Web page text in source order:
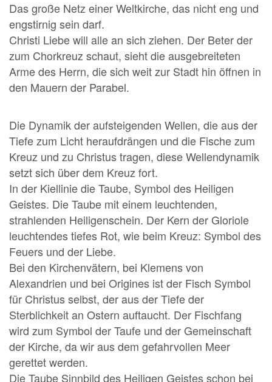
Das große Netz einer Weltkirche, das nicht eng und
engstirnig sein darf.
Christi Liebe will alle an sich ziehen. Der Beter der
zum Chorkreuz schaut, sieht die ausgebreiteten
Arme des Herrn, die sich weit zur Stadt hin öffnen in
den Mauern der Parabel.
Die Dynamik der aufsteigenden Wellen, die aus der
Tiefe zum Licht heraufdrängen und die Fische zum
Kreuz und zu Christus tragen, diese Wellendynamik
setzt sich über dem Kreuz fort.
In der Kiellinie die Taube, Symbol des Heiligen
Geistes. Die Taube mit einem leuchtenden,
strahlenden Heiligenschein. Der Kern der Gloriole
leuchtendes tiefes Rot, wie beim Kreuz: Symbol des
Feuers und der Liebe.
Bei den Kirchenvätern, bei Klemens von
Alexandrien und bei Origines ist der Fisch Symbol
für Christus selbst, der aus der Tiefe der
Sterblichkeit an Ostern auftaucht. Der Fischfang
wird zum Symbol der Taufe und der Gemeinschaft
der Kirche, da wir aus dem gefahrvollen Meer
gerettet werden.
Die Taube Sinnbild des Heiligen Geistes schon bei